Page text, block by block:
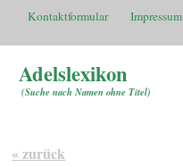
Kontaktformular Impressum
Adelslexikon
(Suche nach Namen ohne Titel)
« zurück